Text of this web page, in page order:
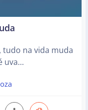
tudo na vida muda
uva…